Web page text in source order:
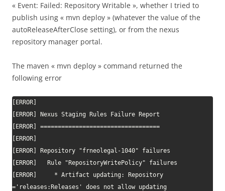
« Event: Failed: Repository Writable », whether I tried to
publish using « mvn deploy » (whatever the value of the
autoReleaseAfterClose setting), or from the nexus
repository manager portal.
The maven « mvn deploy » command returned the
following error
[ERROR]
[ERROR] Nexus Staging Rules Failure Report
[ERROR] ==================================
[ERROR]
[ERROR] Repository "frneolegal-1040" failures
[ERROR]   Rule "RepositoryWritePolicy" failures
[ERROR]     * Artifact updating: Repository
='releases:Releases' does not allow updating